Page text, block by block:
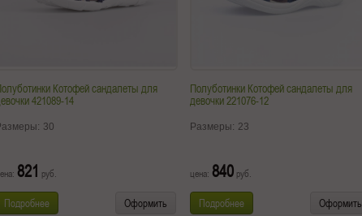
Котофей сандалеты для
421089-14
30
821 руб.
Подробнее Оформить
Полуботинки Котофей сандалеты для
девочки 221076-12
Размеры: 23
цена: 840 руб.
Подробнее Оформить